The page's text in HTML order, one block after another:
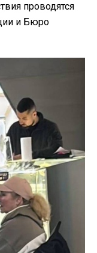
проводятся
и Бюро